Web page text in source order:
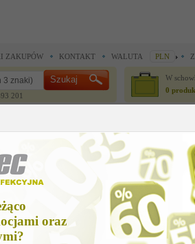
oraz
ZAKUPÓW KONTAKT WALUTA PLN
201
W
0